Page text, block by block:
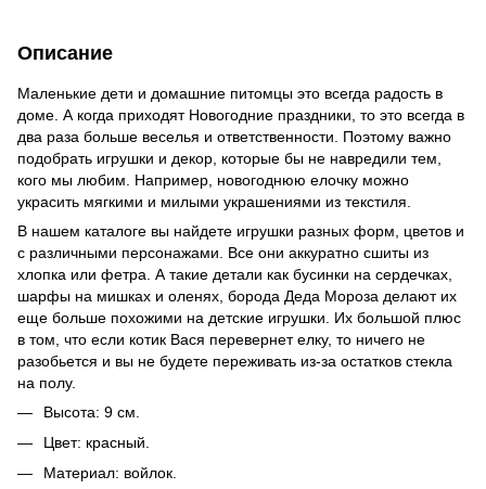
Описание
Маленькие дети и домашние питомцы это всегда радость в
доме. А когда приходят Новогодние праздники, то это всегда в
два раза больше веселья и ответственности. Поэтому важно
подобрать игрушки и декор, которые бы не навредили тем,
кого мы любим. Например, новогоднюю елочку можно
украсить мягкими и милыми украшениями из текстиля.
В нашем каталоге вы найдете игрушки разных форм, цветов и
с различными персонажами. Все они аккуратно сшиты из
хлопка или фетра. А такие детали как бусинки на сердечках,
шарфы на мишках и оленях, борода Деда Мороза делают их
еще больше похожими на детские игрушки. Их большой плюс
в том, что если котик Вася перевернет елку, то ничего не
разобьется и вы не будете переживать из-за остатков стекла
на полу.
Высота: 9 см.
Цвет: красный.
Материал: войлок.